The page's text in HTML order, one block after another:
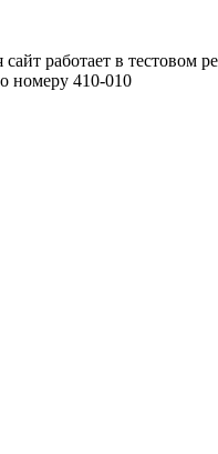
работает в тестовом
номеру 410-010